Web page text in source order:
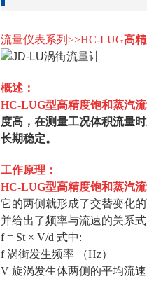
流量仪表系列>>HC-LUG高
概述：
HC-LUG型高精度饱和蒸汽
度高，在测量工况体积流量
长期稳定。
工作原理：
HC-LUG型高精度饱和蒸汽
它的两侧就形成了交替变化
并给出了频率与流速的关系式
f = St × V/d 式中:
f 涡街发生频率 （Hz）
V 旋涡发生体两侧的平均流速